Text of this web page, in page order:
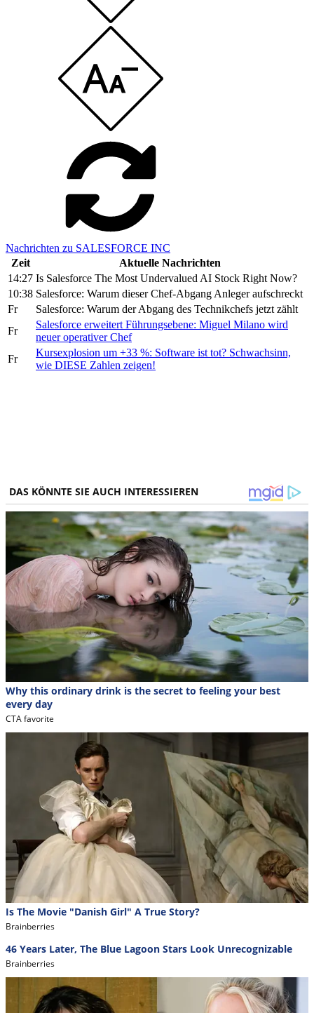
Nachrichten zu SALESFORCE INC
Zeit
Aktuelle Nachrichten
14:27 Is Salesforce The Most Undervalued AI Stock Right Now?
10:38 Salesforce: Warum dieser Chef-Abgang Anleger aufschreckt
Fr
Salesforce: Warum der Abgang des Technikchefs jetzt zählt
Fr
Salesforce erweitert Führungsebene: Miguel Milano wird
neuer operativer Chef
Fr
Kursexplosion um +33 %: Software ist tot? Schwachsinn,
wie DIESE Zahlen zeigen!